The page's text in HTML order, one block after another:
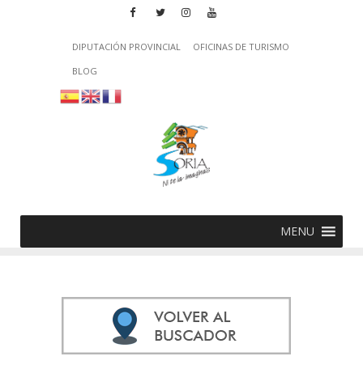
DIPUTACIÓN PROVINCIAL
OFICINAS DE TURISMO
BLOG
MENU